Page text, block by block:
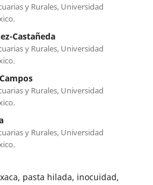
y Rurales, Universidad
Castañeda
y Rurales, Universidad
y Rurales, Universidad
y Rurales, Universidad
pasta hilada, inocuidad,